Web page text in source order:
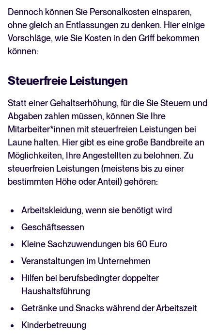
Dennoch können Sie Personalkosten einsparen,
ohne gleich an Entlassungen zu denken. Hier einige
Vorschläge, wie Sie Kosten in den Griff bekommen
können:
Steuerfreie Leistungen
Statt einer Gehaltserhöhung, für die Sie Steuern und
Abgaben zahlen müssen, können Sie Ihre
Mitarbeiter*innen mit steuerfreien Leistungen bei
Laune halten. Hier gibt es eine große Bandbreite an
Möglichkeiten, Ihre Angestellten zu belohnen. Zu
steuerfreien Leistungen (meistens bis zu einer
bestimmten Höhe oder Anteil) gehören:
Arbeitskleidung, wenn sie benötigt wird
Geschäftsessen
Kleine Sachzuwendungen bis 60 Euro
Veranstaltungen im Unternehmen
Hilfen bei berufsbedingter doppelter
Haushaltsführung
Getränke und Snacks während der Arbeitszeit
Kinderbetreuung